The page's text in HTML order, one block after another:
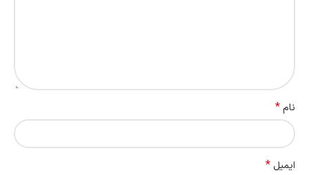
نام*
ایمیل *